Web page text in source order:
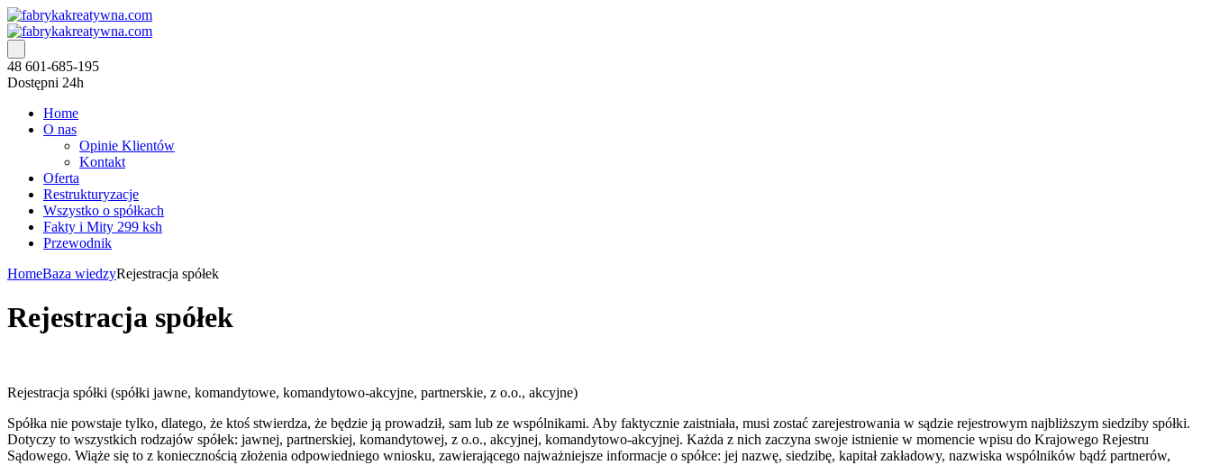
48 601-685-195
Dostępni 24h
Home
O nas
Opinie Klientów
Kontakt
Oferta
Restrukturyzacje
Wszystko o spółkach
Fakty i Mity 299 ksh
Przewodnik
HomeBaza wiedzyRejestracja spółek
Rejestracja spółek
Rejestracja spółki (spółki jawne, komandytowe, komandytowo-akcyjne, partnerskie, z o.o., akcyjne)
Spółka nie powstaje tylko, dlatego, że ktoś stwierdza, że będzie ją prowadził, sam lub ze wspólnikami. Aby faktycznie zaistniała, musi zostać zarejestrowania w sądzie rejestrowym najbliższym siedziby spółki.
Dotyczy to wszystkich rodzajów spółek: jawnej, partnerskiej, komandytowej, z o.o., akcyjnej, komandytowo-akcyjnej. Każda z nich zaczyna swoje istnienie w momencie wpisu do Krajowego Rejestru
Sądowego. Wiąże się to z koniecznością złożenia odpowiedniego wniosku, zawierającego najważniejsze informacje o spółce: jej nazwę, siedzibę, kapitał zakładowy, nazwiska wspólników bądź partnerów,